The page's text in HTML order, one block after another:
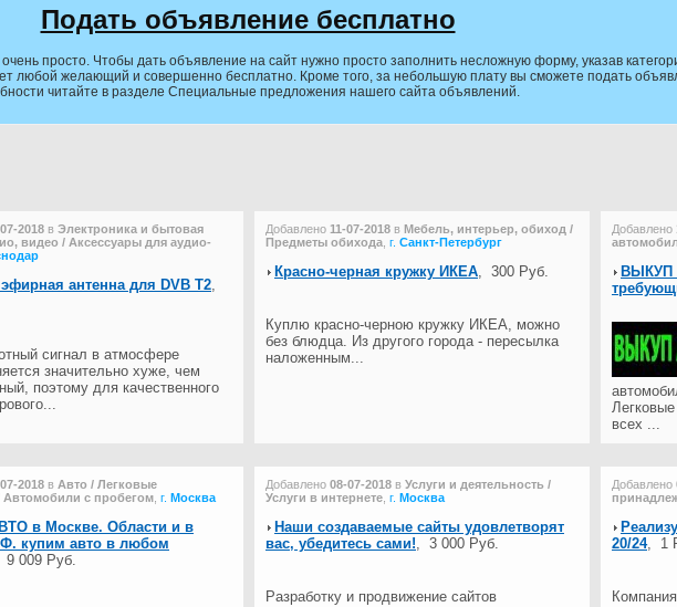
Подать объявление бесплатно
просто. Чтобы дать объявление на сайт нужно просто заполнить несложную форму, указав
любой желающий и совершенно бесплатно. Кроме того, за небольшую плату вы сможете подать
читайте в разделе Специальные предложения нашего сайта объявлений.
2018 в Электроника и бытовая
видео / Аксессуары для аудио-
антенна для DVB T2
сигнал в атмосфере
значительно хуже, чем
поэтому для качественного
Добавлено 11-07-2018 в Мебель, интерьер, обиход /
Предметы обихода г. Санкт-Петербург
Красно-черная кружку ИКЕА 300 Руб.
Куплю красно-черною кружку ИКЕА, можно
без блюдца. Из другого города - пересылка
наложенным...
Добавлено
ВЫКУП
всех ...
2018 в Авто / Легковые
Автомобили с пробегом г. Москва
в Москве. Области и в
купим авто в любом
9 009 Руб.
Добавлено 08-07-2018 в Услуги и деятельность /
Услуги в интернете г. Москва
Наши создаваемые сайты удовлетворят
вас, убедитесь сами!
3 000 Руб.
Разработку и продвижение сайтов
Добавлено
20/24, 1